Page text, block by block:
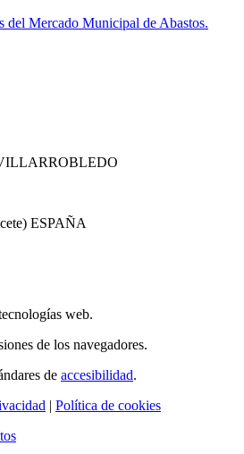
del Mercado Municipal de Abastos.
ESPAÑA
web.
de los navegadores.
de accesibilidad.
| Política de cookies